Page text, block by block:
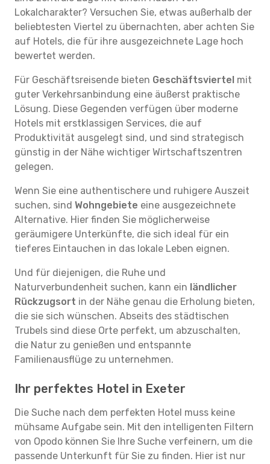
Lokalcharakter? Versuchen Sie, etwas außerhalb der
beliebtesten Viertel zu übernachten, aber achten Sie
auf Hotels, die für ihre ausgezeichnete Lage hoch
bewertet werden.
Für Geschäftsreisende bieten Geschäftsviertel mit
guter Verkehrsanbindung eine äußerst praktische
Lösung. Diese Gegenden verfügen über moderne
Hotels mit erstklassigen Services, die auf
Produktivität ausgelegt sind, und sind strategisch
günstig in der Nähe wichtiger Wirtschaftszentren
gelegen.
Wenn Sie eine authentischere und ruhigere Auszeit
suchen, sind Wohngebiete eine ausgezeichnete
Alternative. Hier finden Sie möglicherweise
geräumigere Unterkünfte, die sich ideal für ein
tieferes Eintauchen in das lokale Leben eignen.
Und für diejenigen, die Ruhe und
Naturverbundenheit suchen, kann ein ländlicher
Rückzugsort in der Nähe genau die Erholung bieten,
die sie sich wünschen. Abseits des städtischen
Trubels sind diese Orte perfekt, um abzuschalten,
die Natur zu genießen und entspannte
Familienausflüge zu unternehmen.
Ihr perfektes Hotel in Exeter
Die Suche nach dem perfekten Hotel muss keine
mühsame Aufgabe sein. Mit den intelligenten Filtern
von Opodo können Sie Ihre Suche verfeinern, um die
passende Unterkunft für Sie zu finden. Hier ist nur